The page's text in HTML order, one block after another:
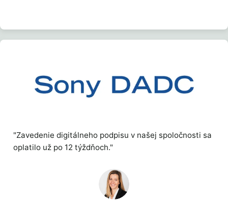
"Zavedenie digitálneho podpisu v našej spoločnosti sa
oplatilo už po 12 týždňoch."